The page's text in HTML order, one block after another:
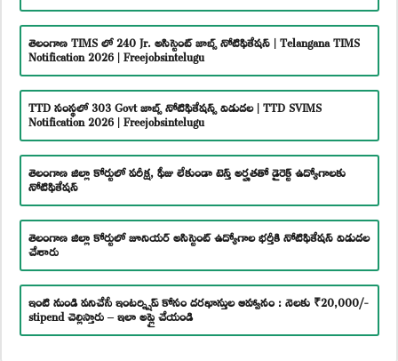
తెలంగాణ TIMS లో 240 Jr. అసిస్టెంట్ జాబ్స్ నోటిఫికేషన్ | Telangana TIMS
Notification 2026 | Freejobsintelugu
TTD సంస్థలో 303 Govt జాబ్స్ నోటిఫికేషన్స్ విడుదల | TTD SVIMS
Notification 2026 | Freejobsintelugu
తెలంగాణ జిల్లా కోర్టులో పరీక్ష, ఫీజు లేకుండా టెన్త్ అర్హతతో డైరెక్ట్ ఉద్యోగాలకు
నోటిఫికేషన్
తెలంగాణ జిల్లా కోర్టులో జూనియర్ అసిస్టెంట్ ఉద్యోగాల భర్తీకి నోటిఫికేషన్ విడుదల
చేశారు
ఇంటి నుండి పనిచేసే ఇంటర్న్షిప్ కోసం దరఖాస్తుల ఆహ్వానం : నెలకు ₹20,000/-
stipend చెల్లిస్తారు – ఇలా అప్లై చేయండి